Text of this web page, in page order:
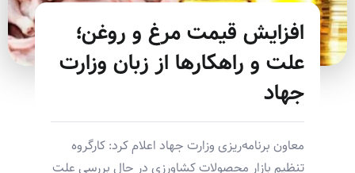
افزایش قیمت مرغ و روغن؛
علت و راهکارها از زبان وزارت
جهاد
معاون برنامه‌ریزی وزارت جهاد اعلام کرد: کارگروه
تنظیم بازار محصولات کشاورزی در حال بررسی علت